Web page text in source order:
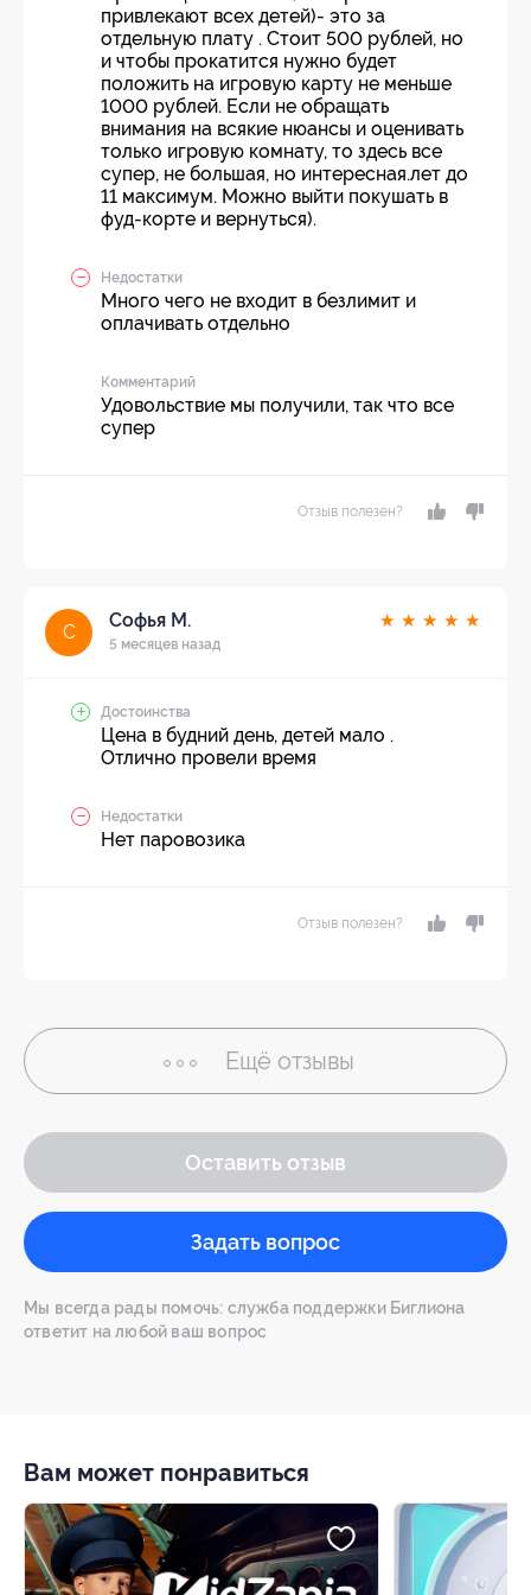
привлекают всех детей)- это за
отдельную плату . Стоит 500 рублей, но
и чтобы прокатится нужно будет
положить на игровую карту не меньше
1000 рублей. Если не обращать
внимания на всякие нюансы и оценивать
только игровую комнату, то здесь все
супер, не большая, но интересная.лет до
11 максимум. Можно выйти покушать в
фуд-корте и вернуться).
Недостатки
Много чего не входит в безлимит и
оплачивать отдельно
Комментарий
Удовольствие мы получили, так что все
супер
Отзыв полезен?
С
Софья М.
5 месяцев назад
★ ★ ★ ★ ★
Достоинства
Цена в будний день, детей мало .
Отлично провели время
Недостатки
Нет паровозика
Отзыв полезен?
Ещё отзывы
Оставить отзыв
Задать вопрос
Мы всегда рады помочь: служба поддержки Биглиона
ответит на любой ваш вопрос
Вам может понравиться